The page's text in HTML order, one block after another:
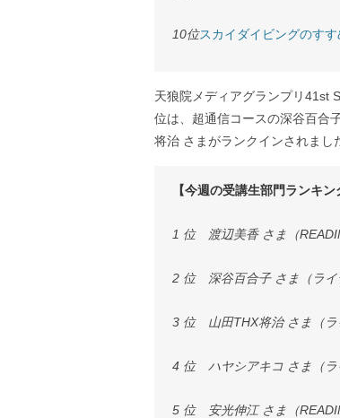
10位スカイダイビングのすす
天狼院メディアグランプリ
位は、超通信コースの深谷百合
将治 さまがランクインされま
【今週の受講生部門ランキ
1 位 渡辺美香 さま（
2 位 深谷百合子 さま（ライ
3 位 山田THX将治 さま（ラ
4 位 ハヤシアキコ さま（ラ
5 位 安光伸江 さま（